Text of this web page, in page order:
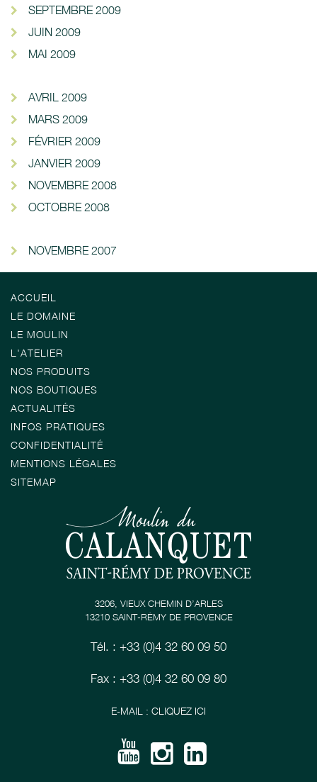
SEPTEMBRE 2009
JUIN 2009
MAI 2009
AVRIL 2009
MARS 2009
FÉVRIER 2009
JANVIER 2009
NOVEMBRE 2008
OCTOBRE 2008
NOVEMBRE 2007
ACCUEIL
LE DOMAINE
LE MOULIN
L'ATELIER
NOS PRODUITS
NOS BOUTIQUES
ACTUALITÉS
INFOS PRATIQUES
CONFIDENTIALITÉ
MENTIONS LÉGALES
SITEMAP
3206, VIEUX CHEMIN D’ARLES
13210 SAINT-RÉMY DE PROVENCE
Tél. : +33 (0)4 32 60 09 50
Fax : +33 (0)4 32 60 09 80
E-MAIL : CLIQUEZ ICI